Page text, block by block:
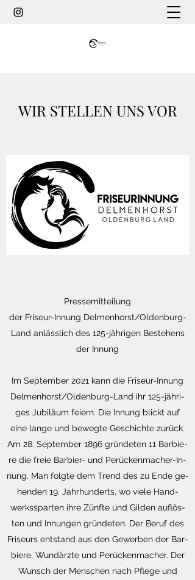
WIR STELLEN UNS VOR
Pressemitteilung
der Friseur-Innung Delmenhorst/Oldenburg-
Land anlässlich des 125-jährigen Bestehens
der Innung
Im Sep­tem­ber 2021 kann die Fri­seur-In­nung
Del­men­horst/Ol­den­burg-Land ihr 125-jäh­ri­
ges Ju­bi­lä­um fei­ern. Die In­nung blickt auf
eine lange und be­weg­te Ge­schich­te zu­rück.
Am 28. Sep­tem­ber 1896 grün­de­ten 11 Bar­bie­
re die freie Bar­bier- und Pe­rü­cken­ma­cher-In­
nung. Man folg­te dem Trend des zu Ende ge­
hen­den 19. Jahr­hun­derts, wo viele Hand­
werks­spar­ten ihre Zünf­te und Gil­den auf­lös­
ten und In­nun­gen grün­de­ten. Der Beruf des
Fri­seurs ent­stand aus den Ge­wer­ben der Bar­
bie­re, Wund­ärz­te und Pe­rü­cken­ma­cher. Der
Wunsch der Men­schen nach Pfle­ge und